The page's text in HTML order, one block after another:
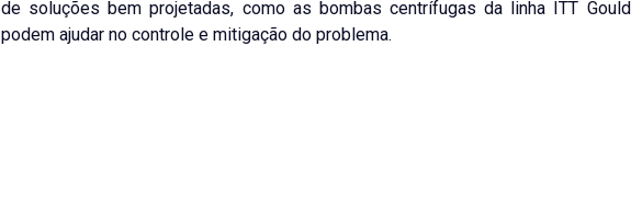
de soluções bem projetadas, como as bombas centrífugas da linha
ITT
podem ajudar no controle e mitigação do problema.